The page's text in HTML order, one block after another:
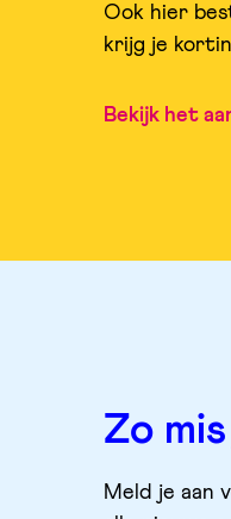
Ook hier
krijg je
Bekijk het
Zo
Meld je aan